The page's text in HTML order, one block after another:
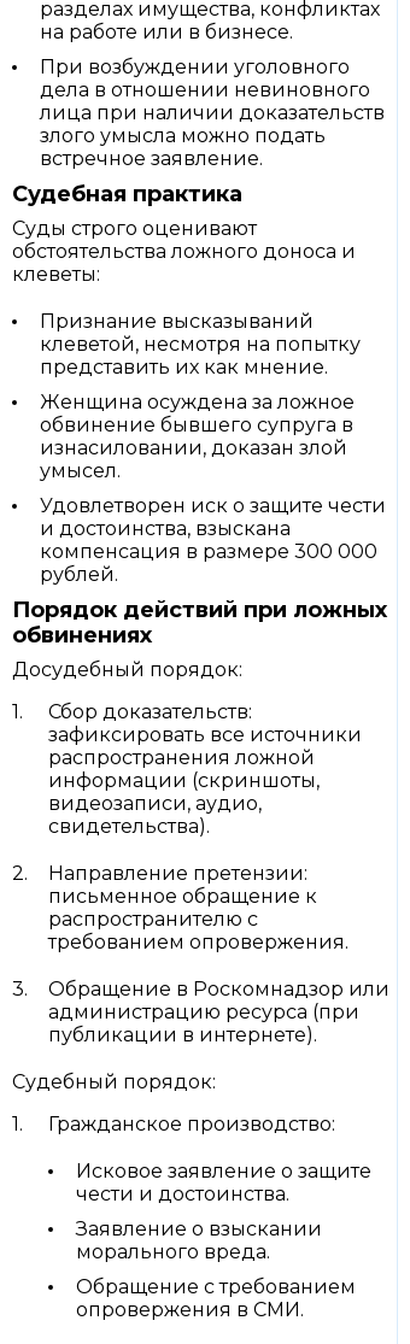
разделах имущества, конфликтах
на работе или в бизнесе.
При возбуждении уголовного
дела в отношении невиновного
лица при наличии доказательств
злого умысла можно подать
встречное заявление.
Судебная практика
Суды строго оценивают
обстоятельства ложного доноса и
клеветы:
Признание высказываний
клеветой, несмотря на попытку
представить их как мнение.
Женщина осуждена за ложное
обвинение бывшего супруга в
изнасиловании, доказан злой
умысел.
Удовлетворен иск о защите чести
и достоинства, взыскана
компенсация в размере 300 000
рублей.
Порядок действий при ложных
обвинениях
Досудебный порядок:
Сбор доказательств:
зафиксировать все источники
распространения ложной
информации (скриншоты,
видеозаписи, аудио,
свидетельства).
Направление претензии:
письменное обращение к
распространителю с
требованием опровержения.
Обращение в Роскомнадзор или
администрацию ресурса (при
публикации в интернете).
Судебный порядок:
Гражданское производство:
Исковое заявление о защите
чести и достоинства.
Заявление о взыскании
морального вреда.
Обращение с требованием
опровержения в СМИ.